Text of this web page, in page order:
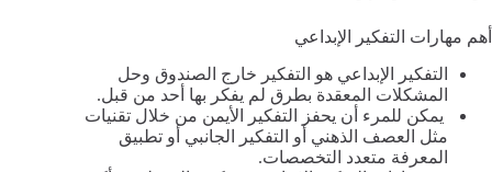
أهم مهارات التفكير الإبداعي
التفكير الإبداعي هو التفكير خارج الصندوق وحل
المشكلات المعقدة بطرق لم يفكر بها أحد من قبل.
يمكن للمرء أن يحفز التفكير الأيمن من خلال تقنيات
مثل العصف الذهني أو التفكير الجانبي أو تطبيق
المعرفة متعدد التخصصات.